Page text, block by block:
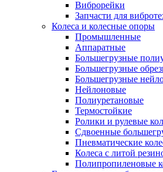
Виброрейки
Запчасти для
Колеса и колесные опоры
Промышленные
Аппаратные
Большегрузные
Большегрузные
Большегрузные
Нейлоновые
Полиуретановые
Термостойкие
Ролики и рулевые
Сдвоенные
Пневматические
Колеса с литой
Полипропиленовые